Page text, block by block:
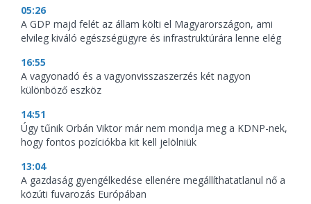
05:26
A GDP majd felét az állam költi el Magyarországon, ami
elvileg kiváló egészségügyre és infrastruktúrára lenne elég
16:55
A vagyonadó és a vagyonvisszaszerzés két nagyon
különböző eszköz
14:51
Úgy tűnik Orbán Viktor már nem mondja meg a KDNP-nek,
hogy fontos pozíciókba kit kell jelölniük
13:04
A gazdaság gyengélkedése ellenére megállíthatatlanul nő a
közúti fuvarozás Európában